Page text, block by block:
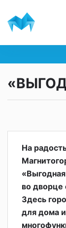
На
во дворце
Здесь
для дома